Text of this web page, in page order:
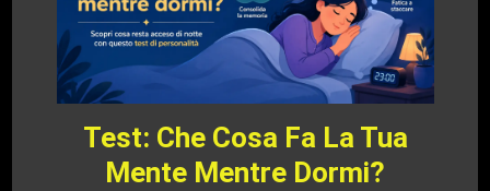
Test: Che Cosa Fa La Tua
Mente Mentre Dormi?